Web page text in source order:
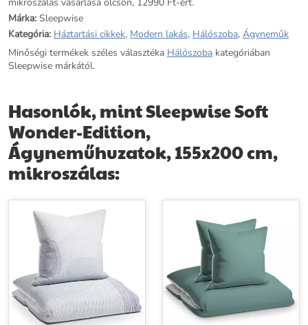
egyiptomi pamut. Az ágynemű nagyon könnyen ápolható (40°-on
mosható lágyító nélkül, rövid idő alatt megszárad), és alig gyűrődik.
A varrások és a cipzárak gondos megmunkálása szintén hosszú
élettartamot garantál. A könnyű, bársonyos tapintású szövetek
kedvelőinek: hagyja, hogy a kellemes sleepwise Soft Wonder-
Edition ágynemű a társa legyen éjszakánként. Környezetvédelmi
További információk>>
mikroszálas vásárlása olcsón, 12990 Ft-ért.
Márka: Sleepwise
Kategória: Háztartási cikkek, Modern lakás, Hálószoba, Ágyneműk
Minőségi termékek széles választéka Hálószoba kategóriában
Sleepwise márkától.
Hasonlók, mint Sleepwise Soft
Wonder-Edition,
Ágyneműhuzatok, 155x200 cm,
mikroszálas: